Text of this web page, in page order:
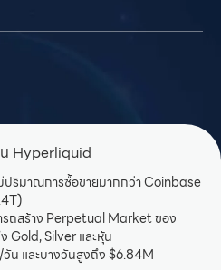
น Hyperliquid
ริมาณการซื้อขายมากกว่า Coinbase
รถสร้าง Perpetual Market ของ
Gold, Silver และหุ้น
น และบางวันสูงถึง $6.84M